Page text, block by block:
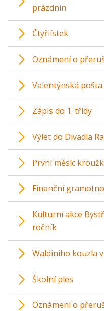
prázdnin
Čtyřlístek
Oznámení o
Valentýnská
Zápis do 1. třídy
Výlet do Divadla
První měsíc
Finanční
Kulturní akce
ročník
Waldiniho kouzla
Školní ples
Oznámení o